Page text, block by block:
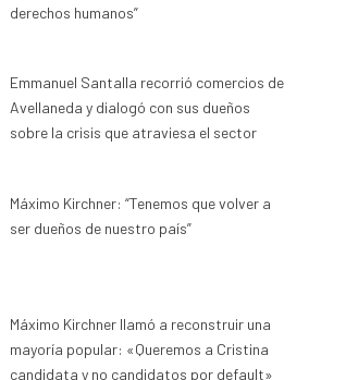
derechos humanos”
Emmanuel Santalla recorrió comercios de
Avellaneda y dialogó con sus dueños
sobre la crisis que atraviesa el sector
Máximo Kirchner: “Tenemos que volver a
ser dueños de nuestro país”
Máximo Kirchner llamó a reconstruir una
mayoría popular: «Queremos a Cristina
candidata y no candidatos por default»